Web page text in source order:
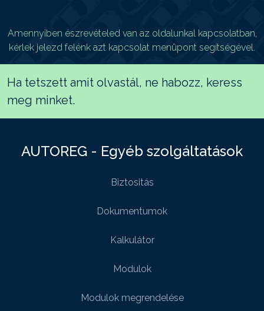
Amennyiben észrevételed van az oldalunkal kapcsolatban,
kérlek jelezd felénk azt kapcsolat menüpont segítségével.
Ha tetszett amit olvastál, ne habozz, keress
meg minket.
AUTOREG - Egyéb szolgáltatások
Biztositás
Dokumentumok
Kalkulátor
Modulok
Modulok megrendelése